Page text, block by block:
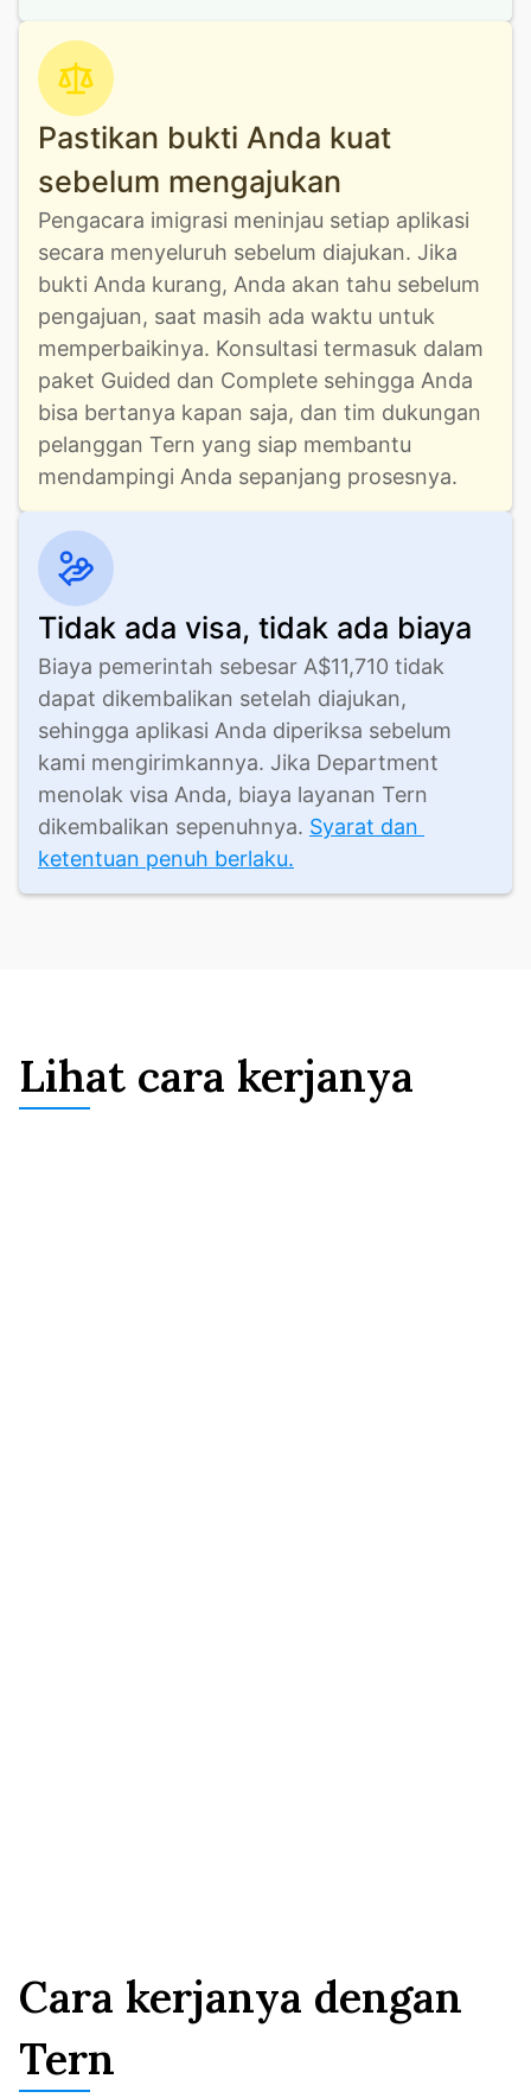
Pastikan bukti Anda kuat
sebelum mengajukan
Pengacara imigrasi meninjau setiap aplikasi
secara menyeluruh sebelum diajukan. Jika
bukti Anda kurang, Anda akan tahu sebelum
pengajuan, saat masih ada waktu untuk
memperbaikinya. Konsultasi termasuk dalam
paket Guided dan Complete sehingga Anda
bisa bertanya kapan saja, dan tim dukungan
pelanggan Tern yang siap membantu
mendampingi Anda sepanjang prosesnya.
Tidak ada visa, tidak ada biaya
Biaya pemerintah sebesar A$11,710 tidak
dapat dikembalikan setelah diajukan,
sehingga aplikasi Anda diperiksa sebelum
kami mengirimkannya. Jika Department
menolak visa Anda, biaya layanan Tern
dikembalikan sepenuhnya. Syarat dan
ketentuan penuh berlaku.
Lihat cara kerjanya
Cara kerjanya dengan
Tern